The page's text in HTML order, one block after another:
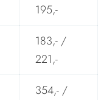
195,-
183,- /
221,-
354,- /